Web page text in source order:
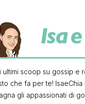
ultimi scoop su gossip e
che fa per te! IsaeChia
gli appassionati di